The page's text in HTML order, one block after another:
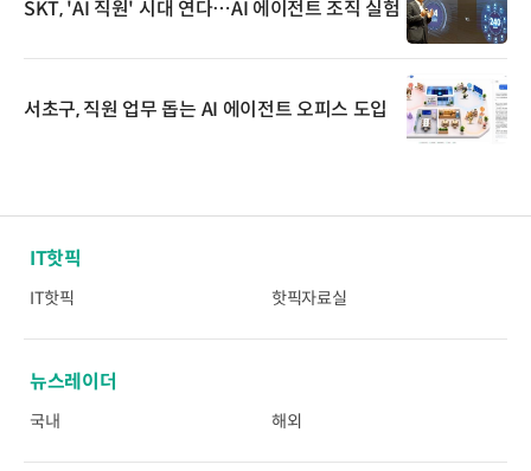
SKT, 'AI 직원' 시대 연다…AI 에이전트 조직 실험
서초구, 직원 업무 돕는 AI 에이전트 오피스 도입
IT핫픽
IT핫픽 핫픽자료실
뉴스레이더
국내 해외